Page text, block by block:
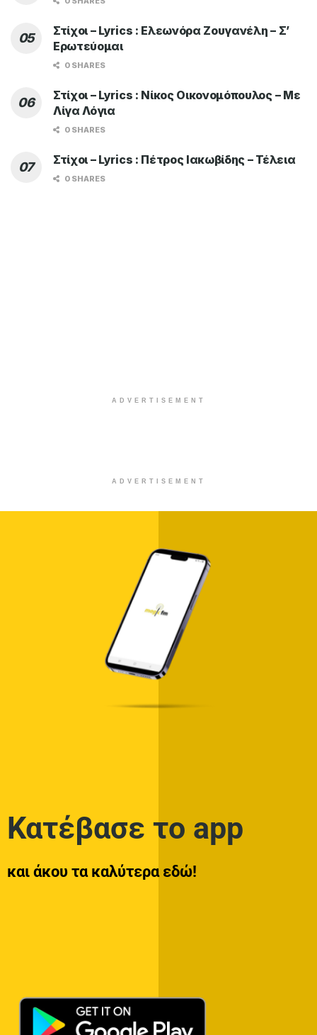
Στίχοι – Lyrics : Ελεωνόρα Ζουγανέλη – Σ’
Ερωτεύομαι
0 SHARES
Στίχοι – Lyrics : Νίκος Οικονομόπουλος – Με
Λίγα Λόγια
0 SHARES
Στίχοι – Lyrics : Πέτρος Ιακωβίδης – Τέλεια
0 SHARES
ADVERTISEMENT
ADVERTISEMENT
Κατέβασε το app
και άκου τα καλύτερα εδώ!